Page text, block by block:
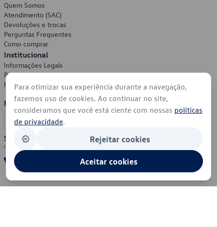
Quem Somos
Atendimento (SAC)
Devoluções e trocas
Perguntas Frequentes
Como comprar
Institucional
Informações Legais
Política de Privacidade
Política de Cookies
Formas de Pagamento
Segurança
Para otimizar sua experiência durante a navegação,
fazemos uso de cookies. Ao continuar no site,
consideramos que você está ciente com nossas políticas
de privacidade.
Rejeitar cookies
Aceitar cookies